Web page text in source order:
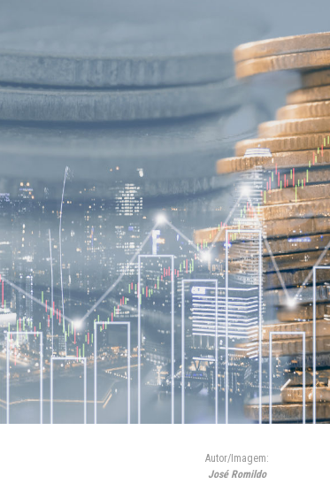
Autor/Imagem:
José Romildo